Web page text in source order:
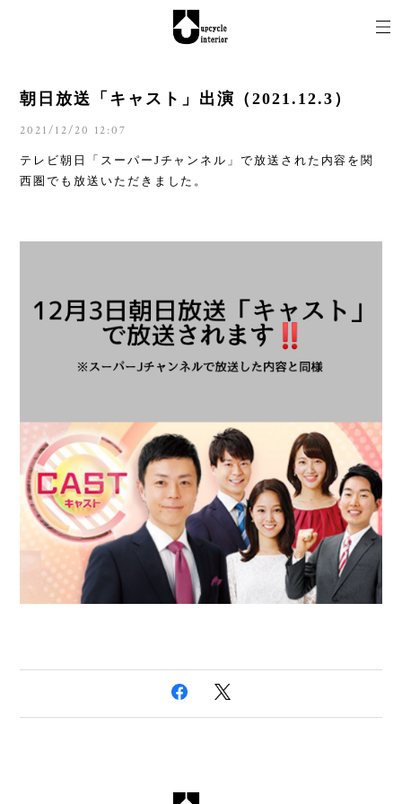
朝日放送「キャスト」出演（2021.12.3）
2021/12/20 12:07
テレビ朝日「スーパーJチャンネル」で放送された内容を関
西圏でも放送いただきました。